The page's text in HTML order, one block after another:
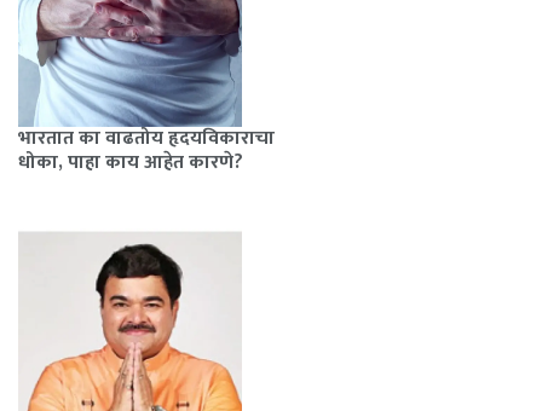
भारतात का वाढतोय हृदयविकाराचा
धोका, पाहा काय आहेत कारणे?